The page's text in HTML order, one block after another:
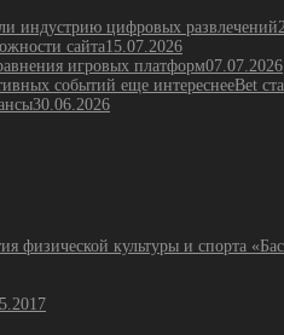
индустрию цифровых развлечений
сайта15.07.2026
игровых платформ07.07.2026
Bet
30.06.2026
физической культуры и спорта